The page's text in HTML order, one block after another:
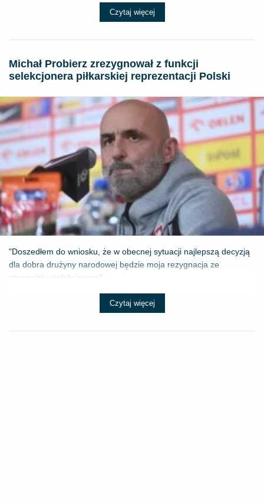
Czytaj więcej
Michał Probierz zrezygnował z funkcji
selekcjonera piłkarskiej reprezentacji Polski
"Doszedłem do wniosku, że w obecnej sytuacji najlepszą decyzją
dla dobra drużyny narodowej będzie moja rezygnacja ze
stanowiska selekcjonera" - ...
Czytaj więcej